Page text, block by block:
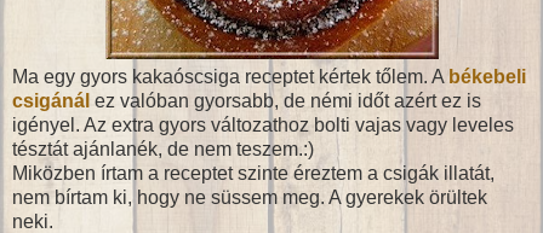
Ma egy gyors kakaóscsiga receptet kértek tőlem. A békebeli
csigánál ez valóban gyorsabb, de némi időt azért ez is
igényel. Az extra gyors változathoz bolti vajas vagy leveles
tésztát ajánlanék, de nem teszem.:)
Miközben írtam a receptet szinte éreztem a csigák illatát,
nem bírtam ki, hogy ne süssem meg. A gyerekek örültek
neki.